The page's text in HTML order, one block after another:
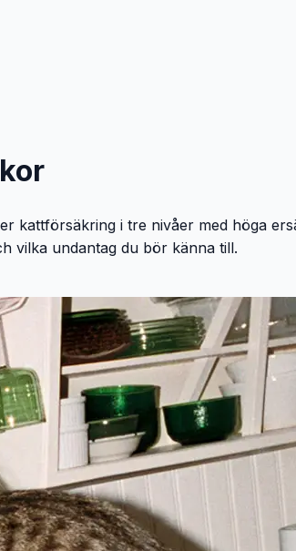
kattförsäkring i tre nivåer med höga
vilka undantag du bör känna till.